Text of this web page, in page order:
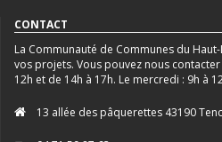
CONTACT
La Communauté de Communes du
vos projets. Vous pouvez nous
12h et de 14h à 17h. Le mercredi : 9h à
13 allée des pâquerettes 43190